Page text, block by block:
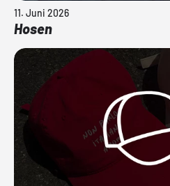
11. Juni 2026
Hosen